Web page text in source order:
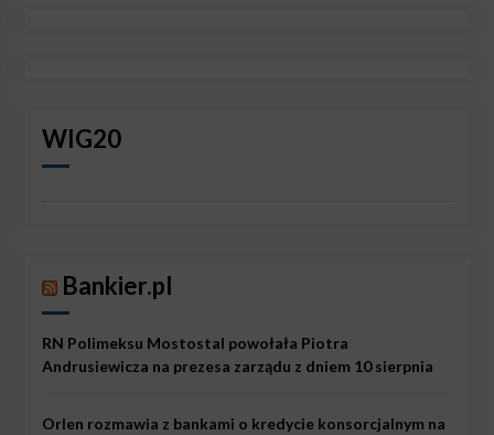
WIG20
Bankier.pl
RN Polimeksu Mostostal powołała Piotra
Andrusiewicza na prezesa zarządu z dniem 10 sierpnia
Orlen rozmawia z bankami o kredycie konsorcjalnym na